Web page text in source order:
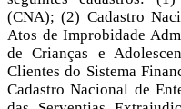
(CNA); (2) Cadastro
Atos de Improbidade
de Crianças e
Clientes do Sistema
Cadastro Nacional de